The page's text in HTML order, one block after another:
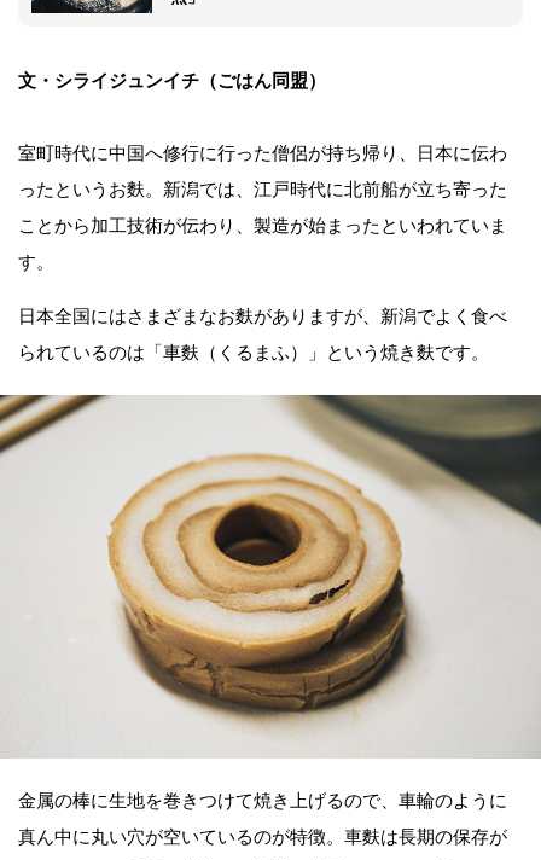
文・シライジュンイチ（ごはん同盟）
室町時代に中国へ修行に行った僧侶が持ち帰り、日本に伝わ
ったというお麩。新潟では、江戸時代に北前船が立ち寄った
ことから加工技術が伝わり、製造が始まったといわれていま
す。
日本全国にはさまざまなお麩がありますが、新潟でよく食べ
られているのは「車麩（くるまふ）」という焼き麩です。
金属の棒に生地を巻きつけて焼き上げるので、車輪のように
真ん中に丸い穴が空いているのが特徴。車麩は長期の保存が